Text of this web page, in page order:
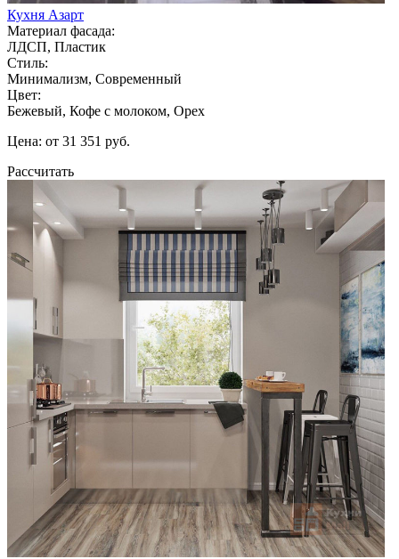
Кухня Азарт
Материал фасада:
ЛДСП, Пластик
Стиль:
Минимализм, Современный
Цвет:
Бежевый, Кофе с молоком, Орех
Цена: от 31 351 руб.
Рассчитать